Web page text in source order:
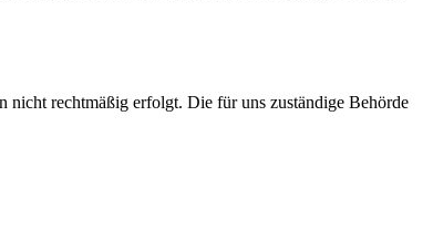
nicht rechtmäßig erfolgt. Die für uns zuständige Behörde